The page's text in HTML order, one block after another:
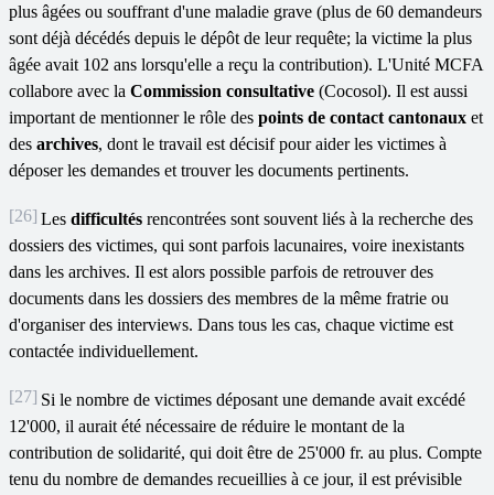
plus âgées ou souffrant d'une maladie grave (plus de 60 demandeurs
sont déjà décédés depuis le dépôt de leur requête; la victime la plus
âgée avait 102 ans lorsqu'elle a reçu la contribution). L'Unité MCFA
collabore avec la Commission consultative (Cocosol). Il est aussi
important de mentionner le rôle des points de contact cantonaux et
des archives, dont le travail est décisif pour aider les victimes à
déposer les demandes et trouver les documents pertinents.
[26] Les difficultés rencontrées sont souvent liés à la recherche des
dossiers des victimes, qui sont parfois lacunaires, voire inexistants
dans les archives. Il est alors possible parfois de retrouver des
documents dans les dossiers des membres de la même fratrie ou
d'organiser des interviews. Dans tous les cas, chaque victime est
contactée individuellement.
[27] Si le nombre de victimes déposant une demande avait excédé
12'000, il aurait été nécessaire de réduire le montant de la
contribution de solidarité, qui doit être de 25'000 fr. au plus. Compte
tenu du nombre de demandes recueillies à ce jour, il est prévisible